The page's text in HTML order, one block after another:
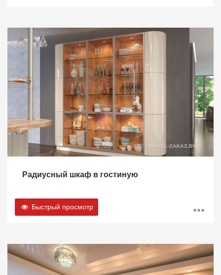
Радиусный шкаф в гостиную
Быстрый просмотр